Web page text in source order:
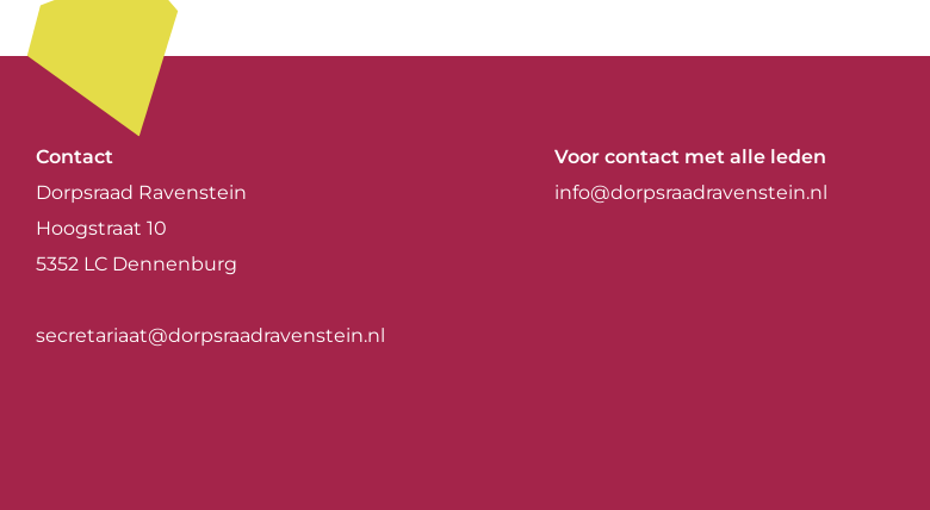
Contact
Dorpsraad Ravenstein
Hoogstraat 10
5352 LC Dennenburg
secretariaat@dorpsraadravenstein.nl
Voor contact met alle leden
info@dorpsraadravenstein.nl